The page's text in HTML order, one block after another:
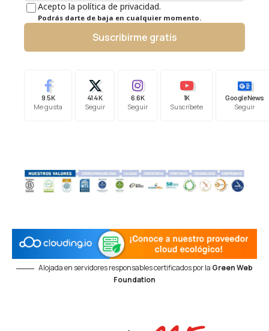
Acepto la política de privacidad.
Podrás darte de baja en cualquier momento.
Suscribirme gratis
9.5K
Me gusta
41.4K
Seguir
6.6K
Seguir
1K
Suscríbete
Google News
Seguir
Alojada en servidores responsables certificados por la Green Web
Foundation